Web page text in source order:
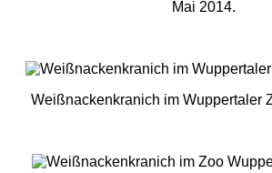
Mai 2014.
Weißnackenkranich im Wuppertaler